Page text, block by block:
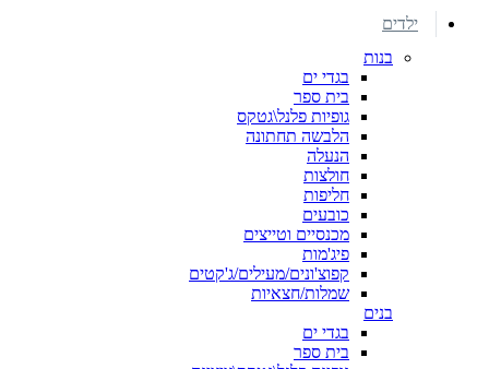
ילדים
בנות
בגדי ים
בית ספר
גופיות פלנל\גטקס
הלבשה תחתונה
הנעלה
חולצות
חליפות
כובעים
מכנסיים וטייצים
פיג'מות
קפוצ'ונים/מעילים/ג'קטים
שמלות/חצאיות
בנים
בגדי ים
בית ספר